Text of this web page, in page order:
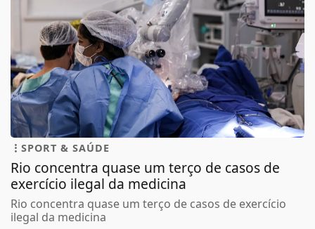
SPORT & SAÚDE
Rio concentra quase um terço de casos de
exercício ilegal da medicina
Rio concentra quase um terço de casos de exercício
ilegal da medicina